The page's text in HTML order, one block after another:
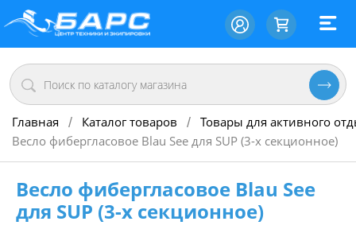
Главная / Каталог товаров / Товары для активного
Весло фибергласовое Blau See для SUP (3-х секционное)
Весло фибергласовое Blau See
для SUP (3-х секционное)